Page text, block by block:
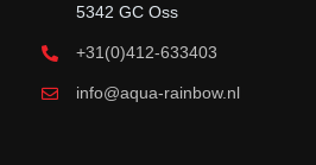
5342 GC Oss
+31(0)412-633403
info@aqua-rainbow.nl